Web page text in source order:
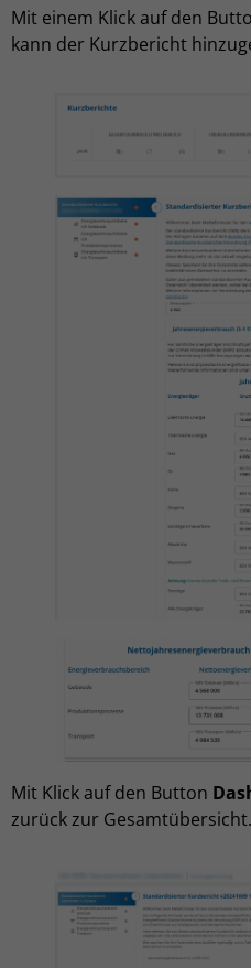
Mit einem Klick auf den
kann der Kurzbericht
Mit Klick auf den Button
zurück zur Gesamtübersicht.